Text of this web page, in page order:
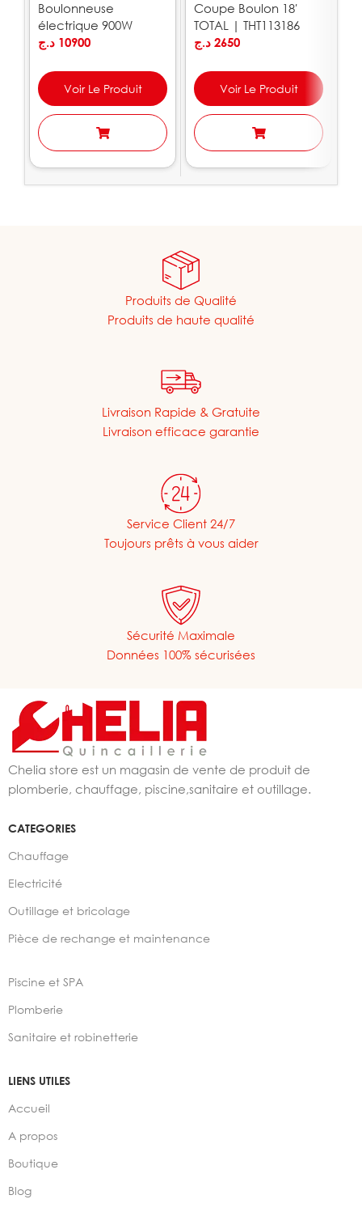
Boulonneuse
électrique 900W
320Nm CROWN |
10900 د.ج
Voir Le Produit
Coupe Boulon 18′
TOTAL | THT113186
2650 د.ج
Voir Le Produit
Produits de Qualité
Produits de haute qualité
Livraison Rapide & Gratuite
Livraison efficace garantie
Service Client 24/7
Toujours prêts à vous aider
Sécurité Maximale
Données 100% sécurisées
Chelia store est un magasin de vente de produit de
plomberie, chauffage, piscine,sanitaire et outillage.
CATEGORIES
Chauffage
Electricité
Outillage et bricolage
Pièce de rechange et maintenance
Piscine et SPA
Plomberie
Sanitaire et robinetterie
LIENS UTILES
Accueil
A propos
Boutique
Blog